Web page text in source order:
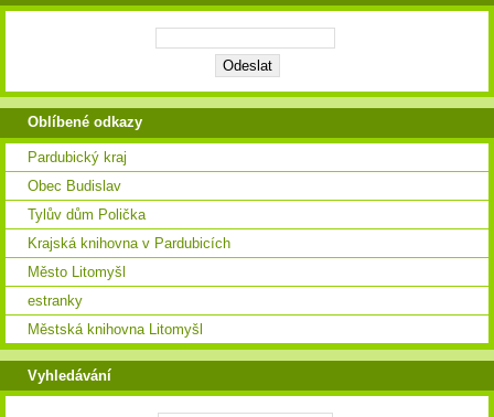
Oblíbené odkazy
Pardubický kraj
Obec Budislav
Tylův dům Polička
Krajská knihovna v Pardubicích
Město Litomyšl
estranky
Městská knihovna Litomyšl
Vyhledávání